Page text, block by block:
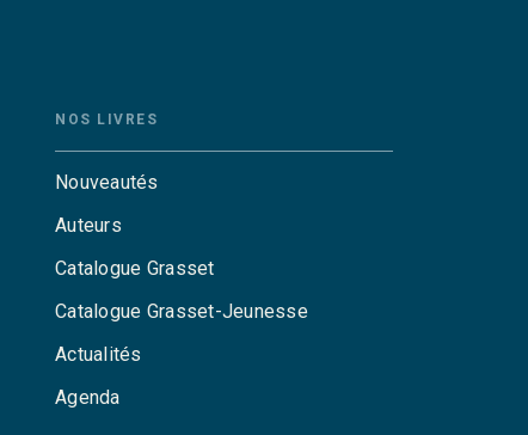
NOS LIVRES
Nouveautés
Auteurs
Catalogue Grasset
Catalogue Grasset-Jeunesse
Actualités
Agenda